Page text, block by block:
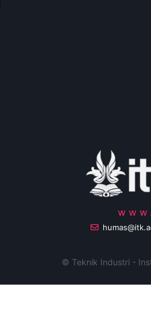
© Teknik Industri -